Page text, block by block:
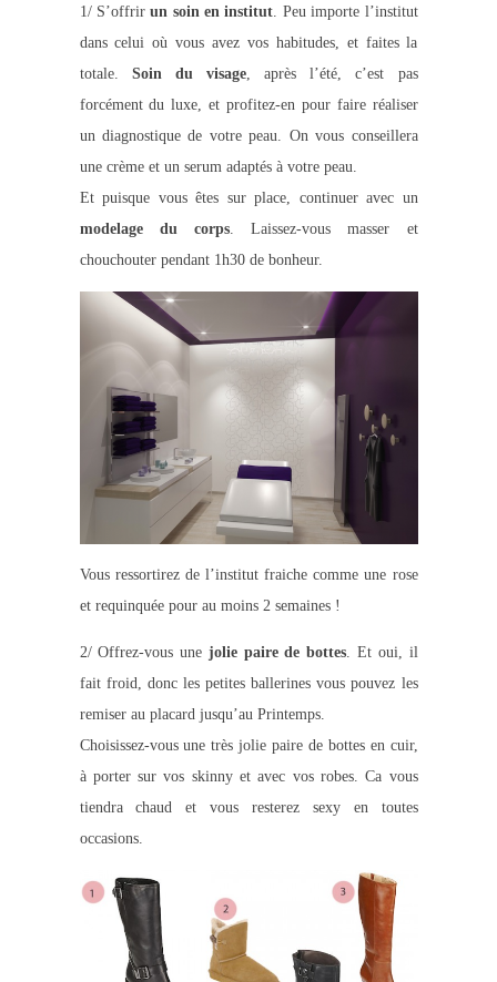
1/ S’offrirun soin en institut . Peu importe l’institut
dans celui où vous avez vos habitudes, et faites la
totale. Soin du visage, après l’été, c’est pas
forcément du luxe, et profitez-en pour faire réaliser
un diagnostique de votre peau. On vous conseillera
une crème et un serum adaptés à votre peau.
Et puisque vous êtes sur place, continuer avec un
modelage du corps. Laissez-vous masser et
chouchouter pendant 1h30 de bonheur.
Vous ressortirez de l’institut fraiche comme une rose
et requinquée pour au moins 2 semaines !
2/ Offrez-vous une jolie paire de bottes. Et oui, il
fait froid, donc les petites ballerines vous pouvez les
remiser au placard jusqu’au Printemps.
Choisissez-vous une très jolie paire de bottes en cuir,
à porter sur vos skinny et avec vos robes. Ca vous
tiendra chaud et vous resterez sexy en toutes
occasions.